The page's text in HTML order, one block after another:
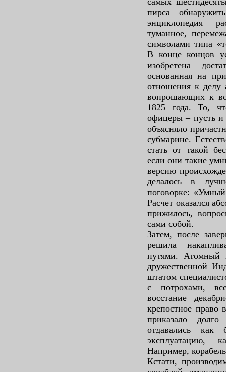
пирса
энциклопедия
туманное,
символами типа
В конце концов
изобретена
основанная на
отношения к делу
вопрошающих к
1825 года. То,
офицеры – пусть и
объясняло
субмарине.
стать от такой
если они такие
версию
делалось в
поговорке:
Расчет оказался
прижилось,
сами собой.
Затем, после
решила
путями. Атомный
дружественной
штатом
с потрохами,
восстание
крепостное право
приказало
отдавались
эксплуатацию,
Например,
Кстати,